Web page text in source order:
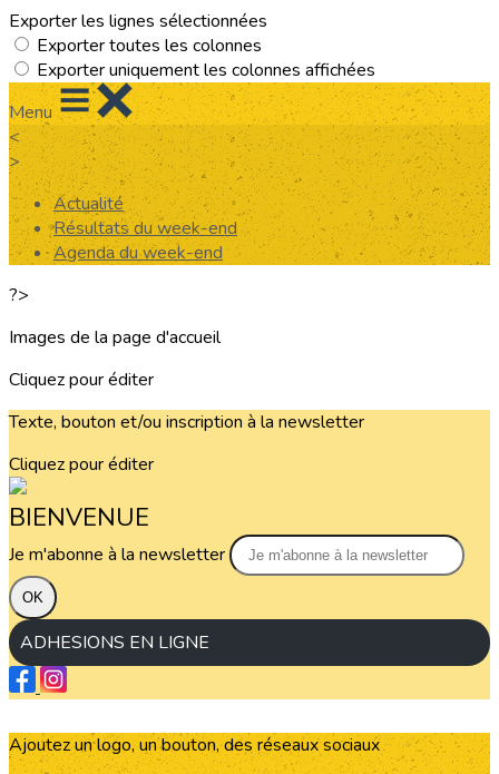
Exporter les lignes sélectionnées
Exporter toutes les colonnes
Exporter uniquement les colonnes affichées
Menu
<
>
Actualité
Résultats du week-end
Agenda du week-end
?>
Images de la page d'accueil
Cliquez pour éditer
Texte, bouton et/ou inscription à la newsletter
Cliquez pour éditer
BIENVENUE
Je m'abonne à la newsletter
OK
ADHESIONS EN LIGNE
Ajoutez un logo, un bouton, des réseaux sociaux